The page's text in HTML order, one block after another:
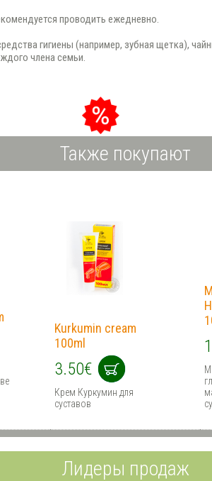
проводить ежедневно.
гигиены (например, зубная щетка),
члена семьи.
Также покупают
Kurkumin cream
100ml
3.50€
Крем Куркумин для
суставов
Лидеры продаж